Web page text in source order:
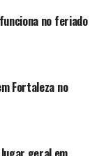
no feriado
Fortaleza no